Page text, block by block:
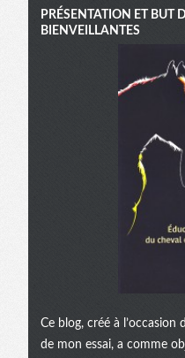
PRÉSENTATION ET BUT
BIENVEILLANTES
Ce blog, créé à
de mon essai, a comme